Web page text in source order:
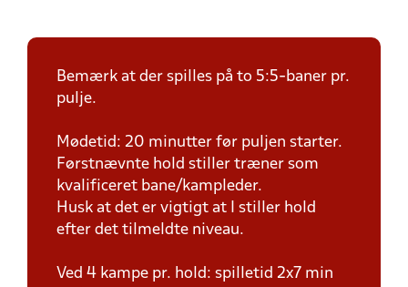
Bemærk at der spilles på to 5:5-baner pr.
pulje.
Mødetid: 20 minutter før puljen starter.
Førstnævnte hold stiller træner som
kvalificeret bane/kampleder.
Husk at det er vigtigt at I stiller hold
efter det tilmeldte niveau.
Ved 4 kampe pr. hold: spilletid 2x7 min